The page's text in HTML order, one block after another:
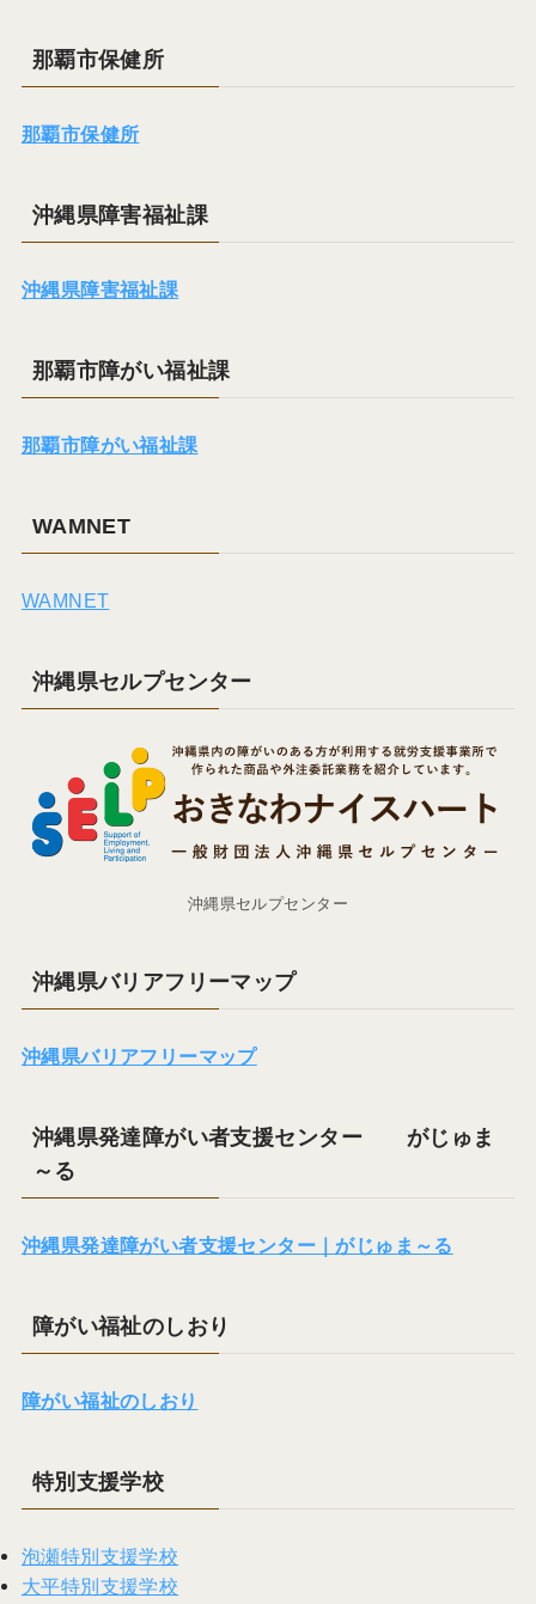
那覇市保健所
那覇市保健所
沖縄県障害福祉課
沖縄県障害福祉課
那覇市障がい福祉課
那覇市障がい福祉課
WAMNET
WAMNET
沖縄県セルプセンター
沖縄県セルプセンター
沖縄県バリアフリーマップ
沖縄県バリアフリーマップ
沖縄県発達障がい者支援センター がじゅま
～る
沖縄県発達障がい者支援センター｜がじゅま～る
障がい福祉のしおり
障がい福祉のしおり
特別支援学校
泡瀬特別支援学校
大平特別支援学校